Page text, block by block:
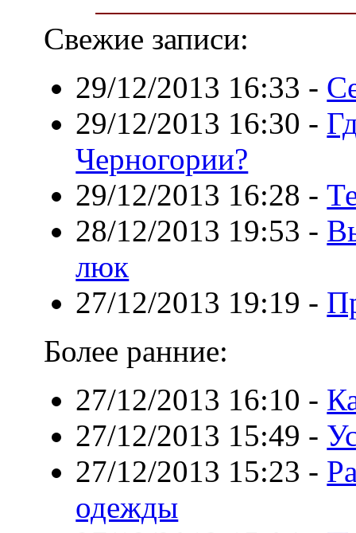
Свежие записи:
29/12/2013 16:33 -
29/12/2013 16:30 -
Черногории?
29/12/2013 16:28 -
28/12/2013 19:53 -
люк
27/12/2013 19:19 -
Более ранние:
27/12/2013 16:10 -
27/12/2013 15:49 -
27/12/2013 15:23 -
одежды